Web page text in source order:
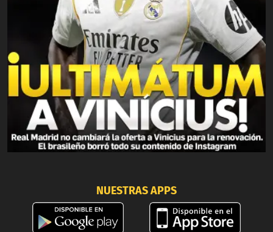
NUESTRAS APPS